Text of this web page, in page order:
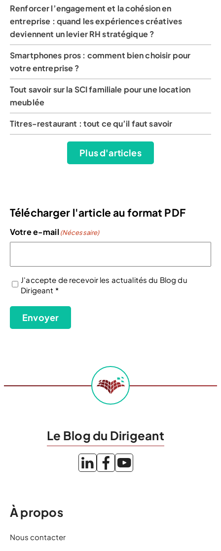
Renforcer l’engagement et la cohésion en
entreprise : quand les expériences créatives
deviennent un levier RH stratégique ?
Smartphones pros : comment bien choisir pour
votre entreprise ?
Tout savoir sur la SCI familiale pour une location
meublée
Titres-restaurant : tout ce qu’il faut savoir
Plus d'articles
Télécharger l'article au format PDF
Votre e-mail (Nécessaire)
(Nécessaire)
J'accepte de recevoir les actualités du Blog du
Dirigeant *
Envoyer
Le Blog du Dirigeant
À propos
Nous contacter